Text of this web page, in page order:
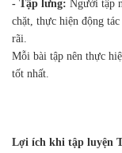
- Tập lưng: Người tập
chặt, thực hiện động
rãi.
Mỗi bài tập nên thực
tốt nhất.
Lợi ích khi tập luyện